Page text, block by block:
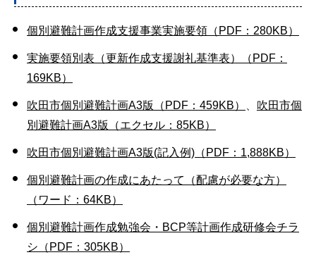
個別避難計画作成支援事業実施要領（PDF：280KB）
実施要領別表（更新作成支援謝礼基準表）（PDF：
169KB）
吹田市個別避難計画A3版（PDF：459KB）
吹田市個
別避難計画A3版（エクセル：85KB）
吹田市個別避難計画A3版(記入例)（PDF：1,888KB）
個別避難計画の作成にあたって（配慮が必要な方）
（ワード：64KB）
個別避難計画作成勉強会・BCP等計画作成研修会チラ
シ（PDF：305KB）